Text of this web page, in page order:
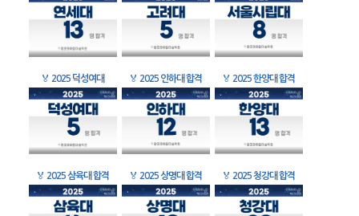
🏅 2025 덕성여대 🏅 2025 인하대 합격 🏅 2025 한양대 합격
🏅 2025 삼육대 합격 🏅 2025 상명대 합격 🏅 2025 청강대 합격